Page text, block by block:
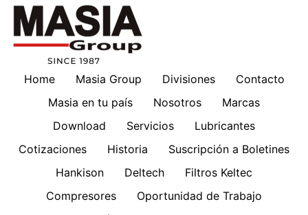
Home Masia Group Divisiones
Contacto
Masia en tu país
Nosotros
Marcas
Download
Servicios
Lubricantes
Cotizaciones
Historia
Suscripción a Boletines
Hankison
Deltech
Filtros Keltec
Compresores
Oportunidad de Trabajo